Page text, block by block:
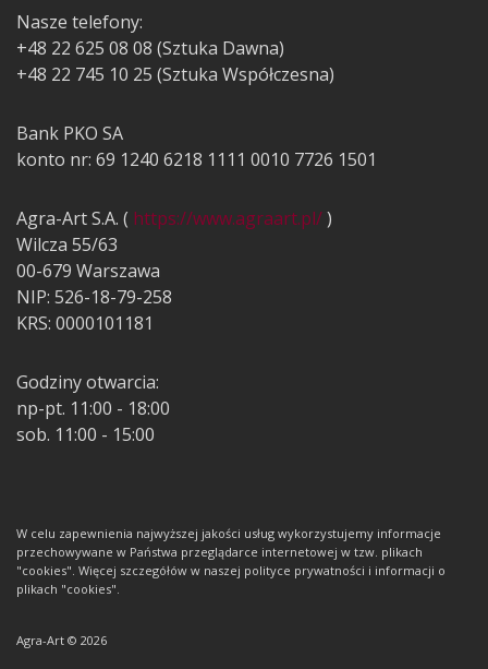
Nasze telefony:
+48 22 625 08 08 (Sztuka Dawna)
+48 22 745 10 25 (Sztuka Współczesna)
Bank PKO SA
konto nr: 69 1240 6218 1111 0010 7726 1501
Agra-Art S.A. ( https://www.agraart.pl/)
Wilcza 55/63
00-679 Warszawa
NIP: 526-18-79-258
KRS: 0000101181
Godziny otwarcia:
np-pt. 11:00 - 18:00
sob. 11:00 - 15:00
W celu zapewnienia najwyższej jakości usług wykorzystujemy informacje
przechowywane w Państwa przeglądarce internetowej w tzw. plikach
"cookies". Więcej szczegółów w naszej polityce prywatności i informacji o
plikach "cookies".
Agra-Art © 2026